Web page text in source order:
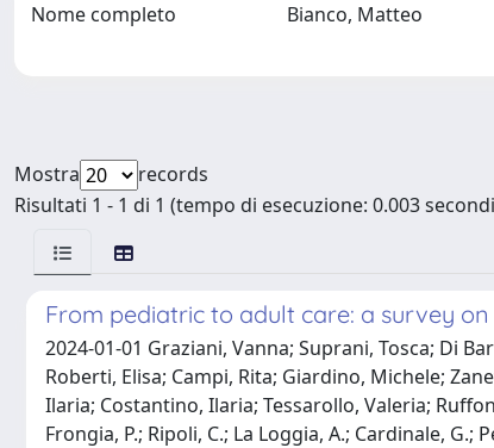
Nome completo Bianco, Matteo
Mostra
records
Risultati 1 - 1 di 1 (tempo di esecuzione: 0.003
From pediatric to adult care: a survey
2024-01-01 Graziani, Vanna; Suprani, Tosca; Di
Roberti, Elisa; Campi, Rita; Giardino, Michele;
Ilaria; Costantino, Ilaria; Tessarollo, Valeria;
Frongia, P.; Ripoli, C.; La Loggia, A.; Cardinale, G.;